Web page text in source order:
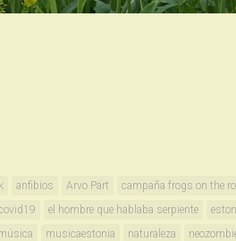
anfibios Arvo Pärt campaña frogs on the
el hombre que hablaba serpiente
musicaestonia naturaleza